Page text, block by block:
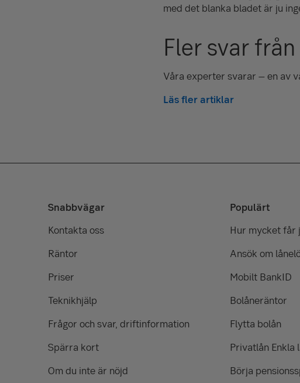
med det blanka bladet är ju
Fler svar
Våra experter svarar – en av
Läs fler artiklar
Snabbvägar
Kontakta oss
Räntor
Priser
Teknikhjälp
Frågor och svar, driftinformation
Spärra kort
Om du inte är nöjd
Populärt
Hur mycket får
Ansök om
Mobilt BankID
Bolåneräntor
Flytta bolån
Privatlån Enkla
Börja